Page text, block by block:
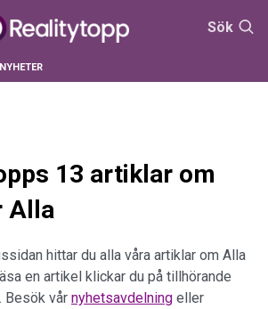
Sök
NYHETER
13 artiklar om
Alla
hittar du alla våra artiklar om Alla
en artikel klickar du på tillhörande
Besök vår nyhetsavdelning eller